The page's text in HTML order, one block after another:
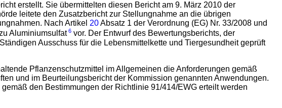
erstellt. Sie übermittelten diesen Bericht am 9. März 2010 der
leitete den Zusatzbericht zur Stellungnahme an die übrigen
Nach Artikel 20Absatz 1 der Verordnung (EG) Nr. 33/2008 und
Aluminiumsulfat 6 vor. Der Entwurf des Bewertungsberichts, der
Ausschuss für die Lebensmittelkette und Tiergesundheit geprüft
Pflanzenschutzmittel im Allgemeinen die Anforderungen gemäß
und im Beurteilungsbericht der Kommission genannten Anwendungen.
den Bestimmungen der Richtlinie 91/414/EWG erteilt werden